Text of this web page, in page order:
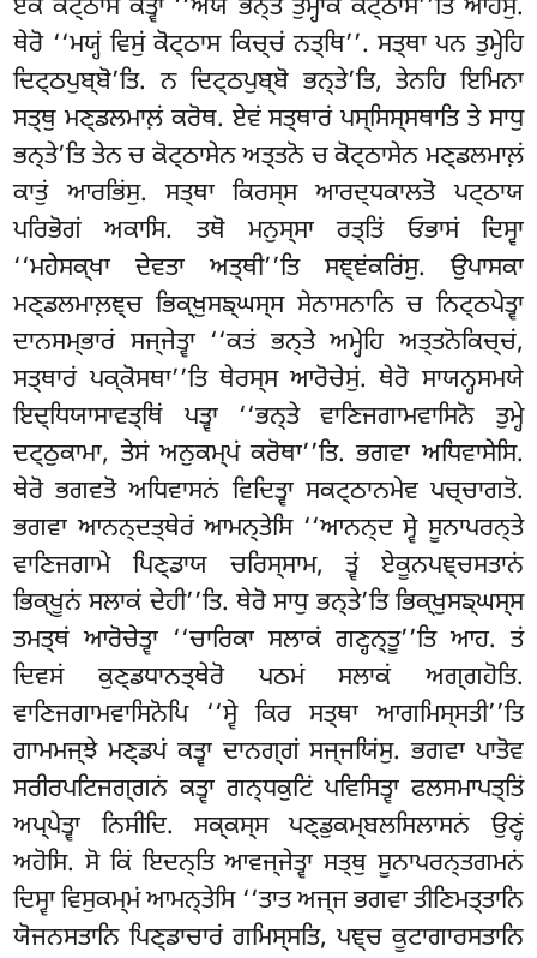
ਏਕਂ ਕੋਟ੍ਠਾਸਂ ਕਤ੍ਵਾ ‘‘ਅਯਂ ਭਨ੍ਤੇ ਤੁਮ੍ਹਾਕਂ ਕੋਟ੍ਠਾਸੋ’’ਤਿ ਆਹਂਸੁ.
ਥੇਰੋ ‘‘ਮਯ੍ਹਂ ਵਿਸੁਂ ਕੋਟ੍ਠਾਸ ਕਿਚ੍ਚਂ ਨਤ੍ਥਿ’’. ਸਤ੍ਥਾ ਪਨ ਤੁਮ੍ਹੇਹਿ
ਦਿਟ੍ਠਪੁਬ੍ਬੋ’ਤਿ. ਨ ਦਿਟ੍ਠਪੁਬ੍ਬੋ ਭਨ੍ਤੇ’ਤਿ, ਤੇਨਹਿ ਇਮਿਨਾ
ਸਤ੍ਥੁ ਮਣ੍ਡਲਮਾਲ਼ਂ ਕਰੋਥ. ਏਵਂ ਸਤ੍ਥਾਰਂ ਪਸ੍ਸਿਸ੍ਸਥਾਤਿ ਤੇ ਸਾਧੁ
ਭਨ੍ਤੇ’ਤਿ ਤੇਨ ਚ ਕੋਟ੍ਠਾਸੇਨ ਅਤ੍ਤਨੋ ਚ ਕੋਟ੍ਠਾਸੇਨ ਮਣ੍ਡਲਮਾਲ਼ਂ
ਕਾਤੁਂ ਆਰਭਿਂਸੁ. ਸਤ੍ਥਾ ਕਿਰਸ੍ਸ ਆਰਦ੍ਧਕਾਲਤੋ ਪਟ੍ਠਾਯ
ਪਰਿਭੋਗਂ ਅਕਾਸਿ. ਤਥੋ ਮਨੁਸ੍ਸਾ ਰਤ੍ਤਿਂ ਓਭਾਸਂ ਦਿਸ੍ਵਾ
‘‘ਮਹੇਸਕ੍ਖਾ ਦੇਵਤਾ ਅਤ੍ਥੀ’’ਤਿ ਸਞ੍ਞਂਕਰਿਂਸੁ. ਉਪਾਸਕਾ
ਮਣ੍ਡਲਮਾਲ਼ਞ੍ਚ ਭਿਕ੍ਖੁਸਙ੍ਘਸ੍ਸ ਸੇਨਾਸਨਾਨਿ ਚ ਨਿਟ੍ਠਪੇਤ੍ਵਾ
ਦਾਨਸਮ੍ਭਾਰਂ ਸਜ੍ਜੇਤ੍ਵਾ ‘‘ਕਤਂ ਭਨ੍ਤੇ ਅਮ੍ਹੇਹਿ ਅਤ੍ਤਨੋਕਿਚ੍ਚਂ,
ਸਤ੍ਥਾਰਂ ਪਕ੍ਕੋਸਥਾ’’ਤਿ ਥੇਰਸ੍ਸ ਆਰੋਚੇਸੁਂ. ਥੇਰੋ ਸਾਯਨ੍ਹਸਮਯੇ
ਇਦ੍ਧਿਯਾਸਾਵਤ੍ਥਿਂ ਪਤ੍ਵਾ ‘‘ਭਨ੍ਤੇ ਵਾਣਿਜਗਾਮਵਾਸਿਨੋ ਤੁਮ੍ਹੇ
ਦਟ੍ਠੁਕਾਮਾ, ਤੇਸਂ ਅਨੁਕਮ੍ਪਂ ਕਰੋਥਾ’’ਤਿ. ਭਗਵਾ ਅਧਿਵਾਸੇਸਿ.
ਥੇਰੋ ਭਗਵਤੋ ਅਧਿਵਾਸਨਂ ਵਿਦਿਤ੍ਵਾ ਸਕਟ੍ਠਾਨਮੇਵ ਪਚ੍ਚਾਗਤੋ.
ਭਗਵਾ ਆਨਨ੍ਦਤ੍ਥੇਰਂ ਆਮਨ੍ਤੇਸਿ ‘‘ਆਨਨ੍ਦ ਸ੍ਵੇ ਸੂਨਾਪਰਨ੍ਤੇ
ਵਾਣਿਜਗਾਮੇ ਪਿਣ੍ਡਾਯ ਚਰਿਸ੍ਸਾਮ, ਤ੍ਵਂ ਏਕੂਨਪਞ੍ਚਸਤਾਨਂ
ਭਿਕ੍ਖੂਨਂ ਸਲਾਕਂ ਦੇਹੀ’’ਤਿ. ਥੇਰੋ ਸਾਧੁ ਭਨ੍ਤੇ’ਤਿ ਭਿਕ੍ਖੁਸਙ੍ਘਸ੍ਸ
ਤਮਤ੍ਥਂ ਆਰੋਚੇਤ੍ਵਾ ‘‘ਚਾਰਿਕਾ ਸਲਾਕਂ ਗਣ੍ਹਨ੍ਤੂ’’ਤਿ ਆਹ. ਤਂ
ਦਿਵਸਂ ਕੁਣ੍ਡਧਾਨਤ੍ਥੇਰੋ ਪਠਮਂ ਸਲਾਕਂ ਅਗ੍ਗਹੋਤਿ.
ਵਾਣਿਜਗਾਮਵਾਸਿਨੋਪਿ ‘‘ਸ੍ਵੇ ਕਿਰ ਸਤ੍ਥਾ ਆਗਮਿਸ੍ਸਤੀ’’ਤਿ
ਗਾਮਮਜ੍ਝੇ ਮਣ੍ਡਪਂ ਕਤ੍ਵਾ ਦਾਨਗ੍ਗਂ ਸਜ੍ਜਯਿਂਸੁ. ਭਗਵਾ ਪਾਤੋਵ
ਸਰੀਰਪਟਿਜਗ੍ਗਨਂ ਕਤ੍ਵਾ ਗਨ੍ਧਕੁਟਿਂ ਪਵਿਸਿਤ੍ਵਾ ਫਲਸਮਾਪਤ੍ਤਿਂ
ਅਪ੍ਪੇਤ੍ਵਾ ਨਿਸੀਦਿ. ਸਕ੍ਕਸ੍ਸ ਪਣ੍ਡੁਕਮ੍ਬਲਸਿਲਾਸਨਂ ਉਣ੍ਹਂ
ਅਹੋਸਿ. ਸੋ ਕਿਂ ਇਦਨ੍ਤਿ ਆਵਜ੍ਜੇਤ੍ਵਾ ਸਤ੍ਥੁ ਸੂਨਾਪਰਨ੍ਤਗਮਨਂ
ਦਿਸ੍ਵਾ ਵਿਸੁਕਮ੍ਮਂ ਆਮਨ੍ਤੇਸਿ ‘‘ਤਾਤ ਅਜ੍ਜ ਭਗਵਾ ਤੀਣਿਮਤ੍ਤਾਨਿ
ਯੋਜਨਸਤਾਨਿ ਪਿਣ੍ਡਾਚਾਰਂ ਗਮਿਸ੍ਸਤਿ, ਪਞ੍ਚ ਕੂਟਾਗਾਰਸਤਾਨਿ